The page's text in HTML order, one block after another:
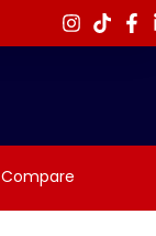
Compare